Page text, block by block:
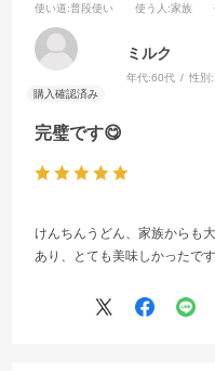
完璧です😋
使い道:普段使い 使う人 :家族
ミルク
年代:60代 性別:
けんちんうどん、家族からも
あり、とても美味しかったです